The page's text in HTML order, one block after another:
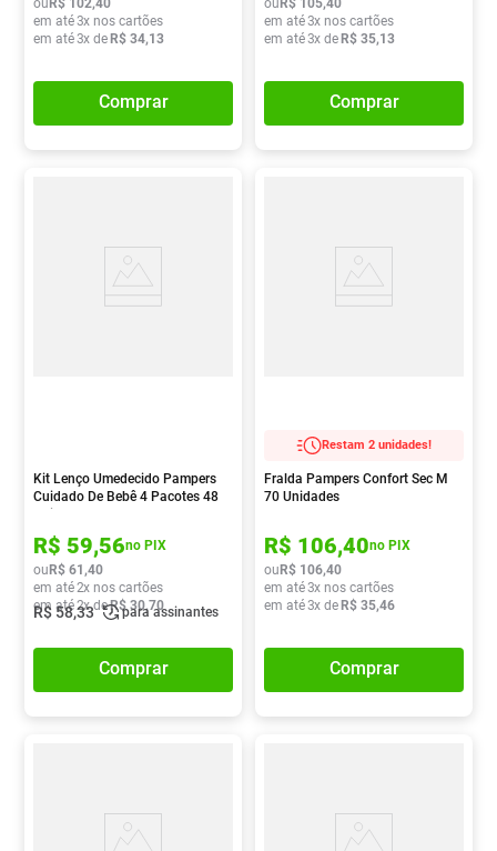
em até3x nos cartões
em até3x deR$ 34,13
Comprar
em até3x nos cartões
em até3x deR$ 35,13
Comprar
Kit Lenço Umedecido Pampers
Cuidado De Bebê 4 Pacotes 48
Unidades
R$ 59,56no PIX
ouR$ 61 ,40
em até2x nos cartões
em até2x deR$ 30,70
R$58,33 para assinantes
Comprar
Restam 2 unidades!
Fralda Pampers Confort Sec M
70 Unidades
R$ 106,40no PIX
ouR$ 106,40
em até3x nos cartões
em até3x deR$ 35,46
Comprar